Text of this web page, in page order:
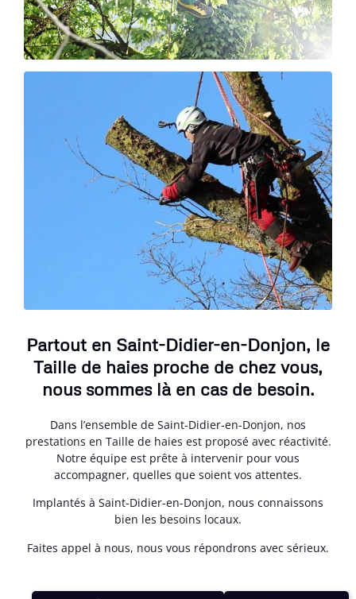
Partout en Saint-Didier-en-Donjon, le
Taille de haies proche de chez vous,
nous sommes là en cas de besoin.
Dans l’ensemble de Saint-Didier-en-Donjon, nos
prestations en Taille de haies est proposé avec réactivité.
Notre équipe est prête à intervenir pour vous
accompagner, quelles que soient vos attentes.
Implantés à Saint-Didier-en-Donjon, nous connaissons
bien les besoins locaux.
Faites appel à nous, nous vous répondrons avec sérieux.